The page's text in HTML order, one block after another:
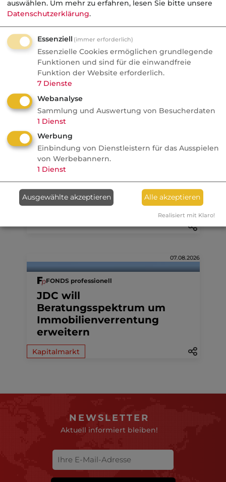
AktuelleNachrichten
FONDS professionell
Studie: Ungleiche
Besteuerung begünstigte
Französische Revolution
Politik
Anzeige 08.08.2026
Ein MVP-Wechsel kostet
Monate, Nerven und Geld
07.08.2026
FONDS professionell
JDC will
Beratungsspektrum um
Immobilienverrentung
erweitern
Kapitalmarkt
NEWSLETTER
Aktuell informiert bleiben!
auswählen. Um mehr zu erfahren, lesen Sie bitte unsere
Datenschutzerklärung.
Essenziell (immer erforderlich)
Essenzielle Cookies ermöglichen grundlegende
Funktionen und sind für die einwandfreie
Funktion der Website erforderlich.
7 Dienste
Webanalyse
Sammlung und Auswertung von Besucherdaten
1 Dienst
Werbung
Einbindung von Dienstleistern für das Ausspielen
von Werbebannern.
1 Dienst
Ausgewählte akzeptieren Alle akzeptieren
Realisiert mit Klaro!